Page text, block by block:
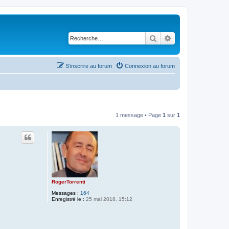
Rechercher
Connexion au forum
S’inscrire au forum
1 message • Page 1 sur 1
RogerTorrenti
Messages : 164
Enregistré le : 25 mai 2018, 15:12